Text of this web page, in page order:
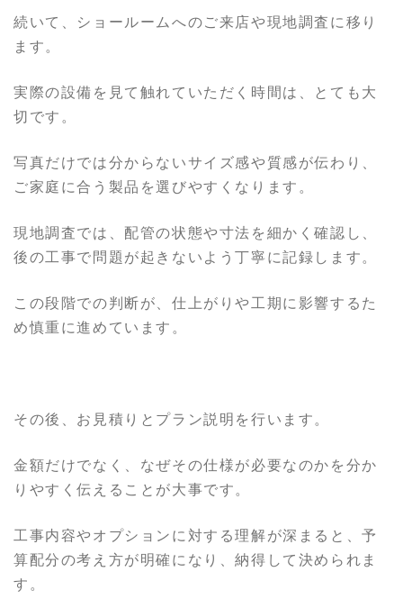
続いて、ショールームへのご来店や現地調査に移り
ます。
実際の設備を見て触れていただく時間は、とても大
切です。
写真だけでは分からないサイズ感や質感が伝わり、
ご家庭に合う製品を選びやすくなります。
現地調査では、配管の状態や寸法を細かく確認し、
後の工事で問題が起きないよう丁寧に記録します。
この段階での判断が、仕上がりや工期に影響するた
め慎重に進めています。
その後、お見積りとプラン説明を行います。
金額だけでなく、なぜその仕様が必要なのかを分か
りやすく伝えることが大事です。
工事内容やオプションに対する理解が深まると、予
算配分の考え方が明確になり、納得して決められま
す。